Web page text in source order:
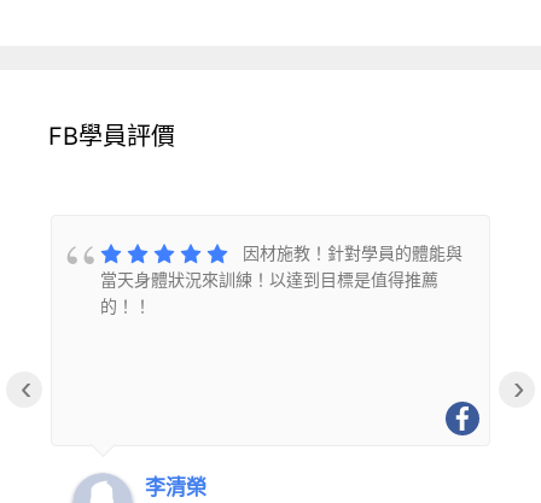
FB學員評價
因材施教！針對學員的體能與
當天身體狀況來訓練！以達到目標是值得推薦
的！！
李清榮
‹ ›